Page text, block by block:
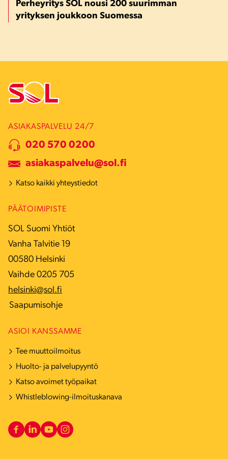
Perheyritys SOL nousi 200 suurimman
yrityksen joukkoon Suomessa
ASIAKASPALVELU 24/7
020 570 0200
asiakaspalvelu@sol.fi
Katso kaikki yhteystiedot
PÄÄTOIMIPISTE
SOL Suomi Yhtiöt
Vanha Talvitie 19
00580 Helsinki
Vaihde 0205 705
helsinki@sol.fi
Saapumisohje
ASIOI KANSSAMME
Tee muuttoilmoitus
Huolto- ja palvelupyyntö
Katso avoimet työpaikat
Whistleblowing-ilmoituskanava